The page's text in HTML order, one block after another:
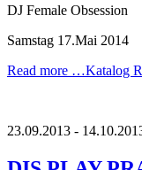
DJ Female Obsession
Samstag 17.Mai 2014
Read more …Katalog
23.09.2013 -